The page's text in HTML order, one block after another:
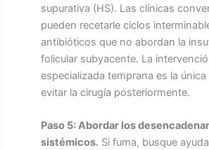
supurativa (HS). Las clínicas
pueden recetarle ciclos
antibióticos que no abordan la
folicular subyacente. La
especializada temprana es la
evitar la cirugía posteriormente.
Paso 5: Abordar los
sistémicos.Si fuma, busque